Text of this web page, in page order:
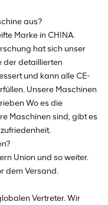
aus?
Marke in CHINA.
hat sich unser
der detaillierten
und kann alle CE-
Unsere Maschinen
Wo es die
Maschinen sind, gibt es
Union und so weiter.
dem Versand.
Vertreter. Wir